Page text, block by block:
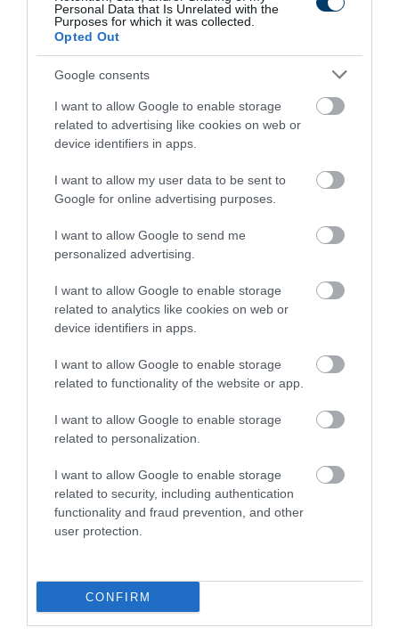
Personal Data that Is Unrelated with the
Purposes for which it was collected.
Opted Out
Google consents
I want to allow Google to enable storage
related to advertising like cookies on web or
device identifiers in apps.
I want to allow my user data to be sent to
Google for online advertising purposes.
I want to allow Google to send me
personalized advertising.
I want to allow Google to enable storage
related to analytics like cookies on web or
device identifiers in apps.
I want to allow Google to enable storage
related to functionality of the website or app.
I want to allow Google to enable storage
related to personalization.
I want to allow Google to enable storage
related to security, including authentication
functionality and fraud prevention, and other
user protection.
CONFIRM
Plain...
377 26 367
This Simple Trick Removes All Parasites From
Your Body!
496 57 330
11 h 29 min